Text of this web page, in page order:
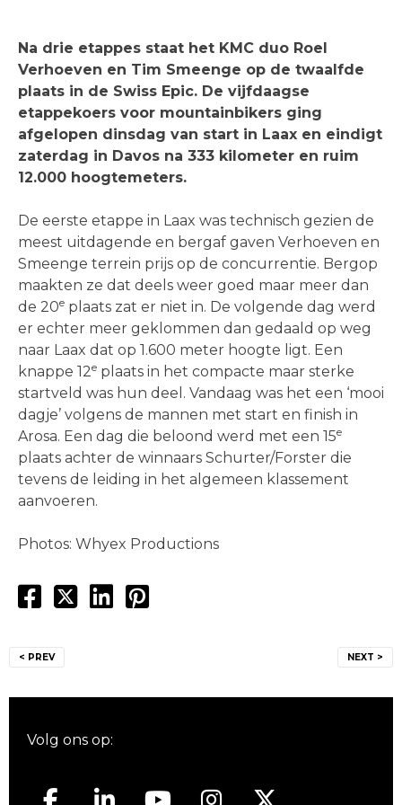
Na drie etappes staat het KMC duo Roel
Verhoeven en Tim Smeenge op de twaalfde
plaats in de Swiss Epic. De vijfdaagse
etappekoers voor mountainbikers ging
afgelopen dinsdag van start in Laax en eindigt
zaterdag in Davos na 333 kilometer en ruim
12.000 hoogtemeters.
De eerste etappe in Laax was technisch gezien de
meest uitdagende en bergaf gaven Verhoeven en
Smeenge terrein prijs op de concurrentie. Bergop
maakten ze dat deels weer goed maar meer dan
de 20e plaats zat er niet in. De volgende dag werd
er echter meer geklommen dan gedaald op weg
naar Laax dat op 1.600 meter hoogte ligt. Een
knappe 12e plaats in het compacte maar sterke
startveld was hun deel. Vandaag was het een ‘mooi
dagje’ volgens de mannen met start en finish in
Arosa. Een dag die beloond werd met een 15e
plaats achter de winnaars Schurter/Forster die
tevens de leiding in het algemeen klassement
aanvoeren.
Photos: Whyex Productions
navigatie
< PREV NEXT >
Volg ons op: